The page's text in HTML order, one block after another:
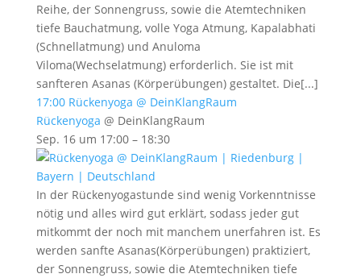
Reihe, der Sonnengruss, sowie die Atemtechniken
tiefe Bauchatmung, volle Yoga Atmung, Kapalabhati
(Schnellatmung) und Anuloma
Viloma(Wechselatmung) erforderlich. Sie ist mit
sanfteren Asanas (Körperübungen) gestaltet. Die[...]
17:00 Rückenyoga @ DeinKlangRaum
Rückenyoga @ DeinKlangRaum
Sep. 16 um 17:00 – 18:30
In der Rückenyogastunde sind wenig Vorkenntnisse
nötig und alles wird gut erklärt, sodass jeder gut
mitkommt der noch mit manchem unerfahren ist. Es
werden sanfte Asanas(Körperübungen) praktiziert,
der Sonnengruss, sowie die Atemtechniken tiefe